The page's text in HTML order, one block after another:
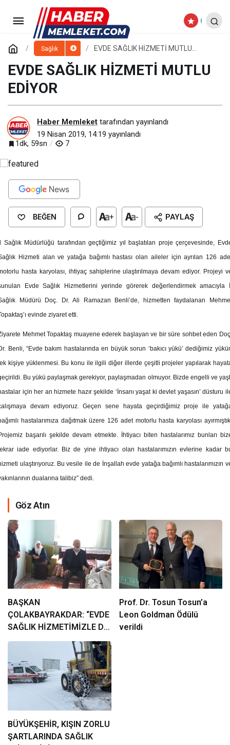
Sağlık
EVDE SAĞLIK HİZMETİ MUTLU
EVDE SAĞLIK HİZMETİ MUTLU
EDİYOR
Haber Memleket tarafından yayınlandı
19 Nisan 2019, 14:19 yayınlandı
1dk, 59sn
7
BEĞEN + - PAYLAŞ
Sağlık Müdürlüğü tarafından geçtiğimiz yıl başlatılan proje çerçevesinde,
Hizmeti alan ve yatağa bağımlı hastası olan aileler için ayrılan 126
hasta karyolası, ihtiyaç sahiplerine ulaştırılmaya devam ediyor. Projeyi
Evde Sağlık Hizmetlerini yerinde görerek değerlendirmek amacıyla
Müdürü Doç. Dr. Ali Ramazan Benli’de, hizmetten faydalanan
evinde ziyaret etti.
Mehmet Topaktaş muayene ederek başlayan ve bir süre sohbet eden
Benli, “Evde bakım hastalarında en büyük sorun ‘bakıcı yükü’ dediğimiz
kişiye yüklenmesi. Bu konu ile ilgili diğer illerde çeşitli projeler yapılarak
Bu yükü paylaşmak gerekiyor, paylaşmadan olmuyor. Bizde engelli ve
için her an hizmete hazır şekilde ‘İnsanı yaşat ki devlet yaşasın’ düsturu
devam ediyoruz. Geçen sene hayata geçirdiğimiz proje ile
hastalarımıza dağıtmak üzere 126 adet motorlu hasta karyolası
başarılı şekilde devam etmekte. İhtiyacı biten hastalarımız bunları
iade ediyorlar. Biz de yine ihtiyacı olan hastalarımızın evlerine kadar
ulaştırıyoruz. Bu vesile ile de İnşallah evde yatağa bağımlı hastalarımızın
dualarına talibiz” dedi.
Göz Atın
BAŞKAN
ÇOLAKBAYRAKDAR: “EVDE
SAĞLIK HİZMETİMİZLE DE
GÖNÜLLERE
Prof. Dr. Tosun Tosun’a
Leon Goldman Ödülü
verildi
BÜYÜKŞEHİR, KIŞIN ZORLU
ŞARTLARINDA SAĞLIK
“ORGAN BAĞIŞI KARİKATÜR
YARIŞMASI SERGİSİ” REKOR ZİYARETÇİ
SAYISINA ULAŞTI
Yorum Yap